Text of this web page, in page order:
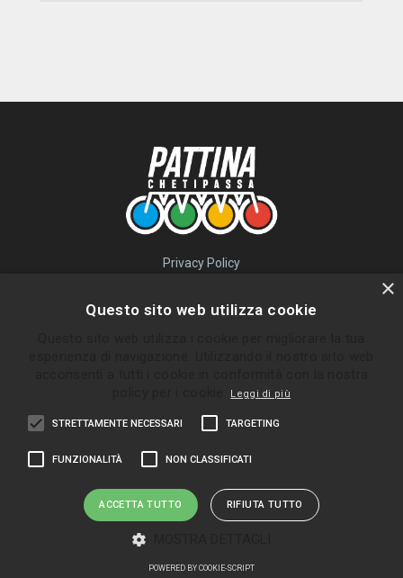
Privacy Policy
News
ULTIMI PERCORSI INVIATI
Bolgare - Ghisalba
Almè - Zogno
Palazzolo Sull'Oglio
Zandobbio Trescore Gorlago
×
Questo sito web utilizza cookie
Leggi di più
STRETTAMENTE NECESSARI TARGETING
FUNZIONALITÀ NON CLASSIFICATI
ACCETTA TUTTO RIFIUTA TUTTO
POWERED BY COOKIE-SCRIPT